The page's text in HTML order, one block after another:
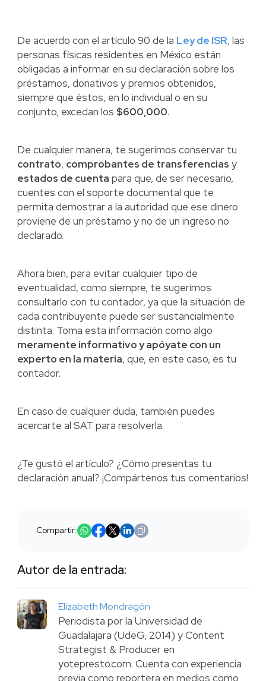
De acuerdo con el artículo 90 de la Ley de ISR, las
personas físicas residentes en México están
obligadas a informar en su declaración sobre los
préstamos, donativos y premios obtenidos,
siempre que éstos, en lo individual o en su
conjunto, excedan los $600,000.
De cualquier manera, te sugerimos conservar tu
contrato, comprobantes de transferencias y
estados de cuenta para que, de ser necesario,
cuentes con el soporte documental que te
permita demostrar a la autoridad que ese dinero
proviene de un préstamo y no de un ingreso no
declarado.
Ahora bien, para evitar cualquier tipo de
eventualidad, como siempre, te sugerimos
consultarlo con tu contador, ya que la situación de
cada contribuyente puede ser sustancialmente
distinta. Toma esta información como algo
meramente informativo y apóyate con un
experto en la materia, que, en este caso, es tu
contador.
En caso de cualquier duda, también puedes
acercarte al SAT para resolverla.
¿Te gustó el artículo? ¿Cómo presentas tu
declaración anual? ¡Compártenos tus comentarios!
Compartir:
Autor de la entrada:
Elizabeth Mondragón
Periodista por la Universidad de
Guadalajara (UdeG, 2014) y Content
Strategist & Producer en
yotepresto.com. Cuenta con experiencia
previa como reportera en medios como